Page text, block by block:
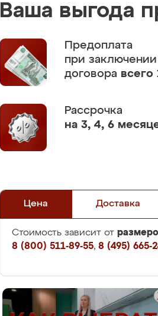
Ваша выгода
Предоплата
при заключении
договора всего
Рассрочка
на 3, 4, 6
Цена Доставка
Стоимость зависит от
8 (800) 511-89-55, 8 (495) 665-